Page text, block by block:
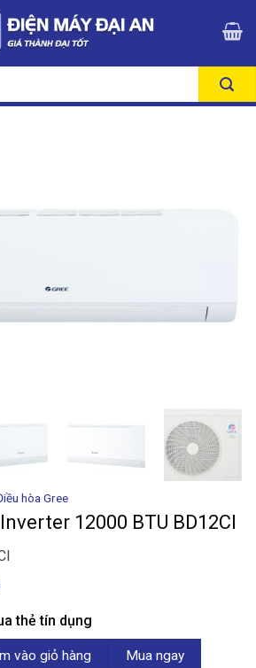
hòa Gree
12000 BTU BD12CI
thẻ tín dụng
12000 BTU BD12CI số lượng
vào giỏ hàng Mua ngay